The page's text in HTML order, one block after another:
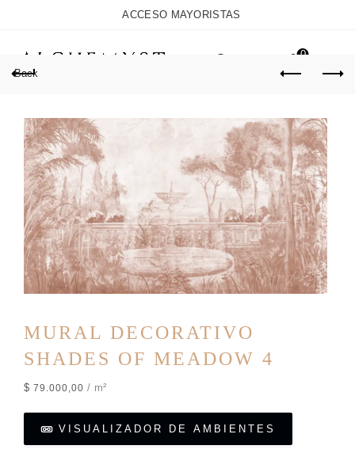
ACCESO MAYORISTAS
0
Back
MURAL DECORATIVO
SHADES OF MEADOW 4
$ 79.000,00 / m²
VISUALIZADOR DE AMBIENTES